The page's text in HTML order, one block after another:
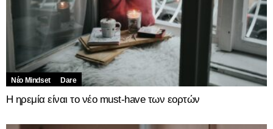
Νέο Mindset Dare
Η ηρεμία είναι το νέο must-have των εορτών